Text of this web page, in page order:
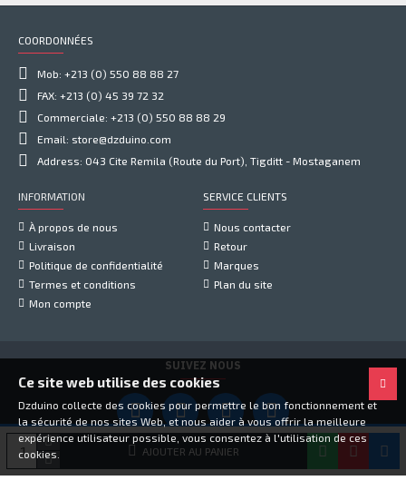
AJOUTER AU PANIER
COORDONNÉES
Mob: +213 (0) 550 88 88 27
FAX: +213 (0) 45 39 72 32
Commerciale: +213 (0) 550 88 88 29
Email: store@dzduino.com
Address: 043 Cite Remila (Route du Port), Tigditt - Mostaganem
INFORMATION
À propos de nous
Livraison
Politique de confidentialité
Termes et conditions
Mon compte
SERVICE CLIENTS
Nous contacter
Retour
Marques
Plan du site
SUIVEZ NOUS
Copyright © 2021, Dzduino Electronics, Tous droits réservés
Ce site web utilise des cookies
Dzduino collecte des cookies pour permettre le bon fonctionnement et
la sécurité de nos sites Web, et nous aider à vous offrir la meilleure
expérience utilisateur possible, vous consentez à l'utilisation de ces
cookies.